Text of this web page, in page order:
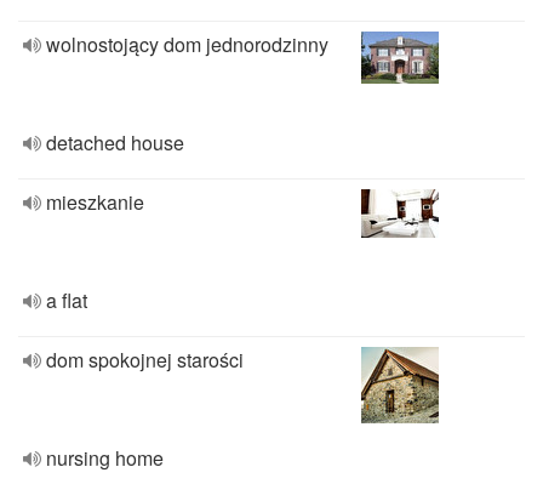
wolnostojący dom jednorodzinny
detached house
mieszkanie
a flat
dom spokojnej starości
nursing home